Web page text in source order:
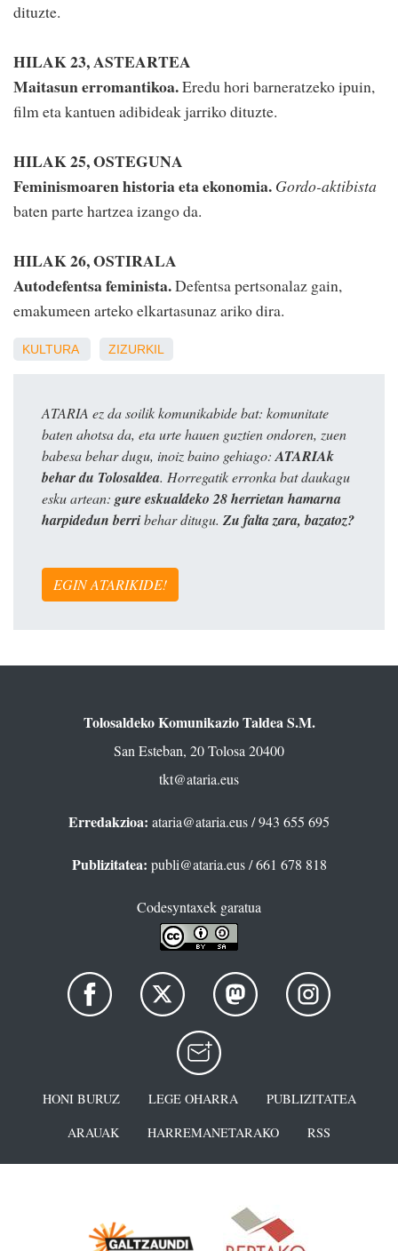
dituzte.
HILAK 23, ASTEARTEA
Maitasun erromantikoa.Eredu hori barneratzeko ipuin,
film eta kantuen adibideak jarriko dituzte.
HILAK 25, OSTEGUNA
Feminismoaren historia eta ekonomia. Gordo-aktibista
baten parte hartzea izango da.
HILAK 26, OSTIRALA
Autodefentsa feminista.Defentsa pertsonalaz gain,
emakumeen arteko elkartasunaz ariko dira.
KULTURA ZIZURKIL
ATARIA ez da soilik komunikabide bat: komunitate
baten ahotsa da, eta urte hauen guztien ondoren, zuen
babesa behar dugu, inoiz baino gehiago: ATARIAk
behar du Tolosaldea. Horregatik erronka bat daukagu
esku artean: gure eskualdeko 28 herrietan hamarna
harpidedun berribehar ditugu. Zu falta zara, bazatoz?
EGIN ATARIKIDE!
Tolosaldeko Komunikazio Taldea S.M.
San Esteban, 20 Tolosa 20400
tkt@ataria.eus
Erredakzioa: ataria@ataria.eus/ 943 655 695
Publizitatea: publi@ataria.eus/ 661 678 818
Codesyntaxek garatua
HONI BURUZ LEGE OHARRA
PUBLIZITATEA
ARAUAK
HARREMANETARAKO RSS